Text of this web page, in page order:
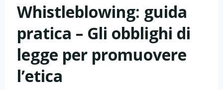
Whistleblowing: guida
pratica – Gli obblighi di
legge per promuovere
l’etica